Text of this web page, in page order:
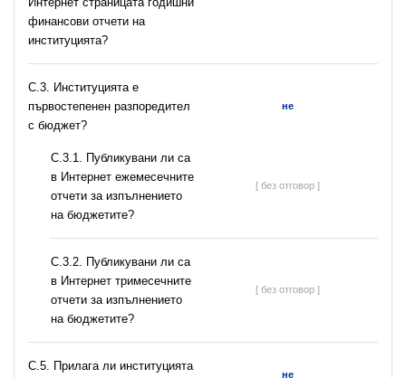
финансови отчети на
институцията?
C.3. Институцията е
първостепенен разпоредител
с бюджет?
не
С.3.1. Публикувани ли са
в Интернет ежемесечните
отчети за изпълнението
на бюджетите?
[ без отговор ]
С.3.2. Публикувани ли са
в Интернет тримесечните
отчети за изпълнението
на бюджетите?
[ без отговор ]
С.5. Прилага ли институцията
не